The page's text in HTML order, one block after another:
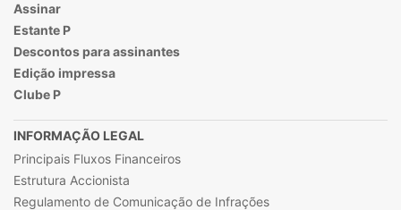
Assinar
Estante P
Descontos para assinantes
Edição impressa
Clube P
INFORMAÇÃO LEGAL
Principais Fluxos Financeiros
Estrutura Accionista
Regulamento de Comunicação de Infrações